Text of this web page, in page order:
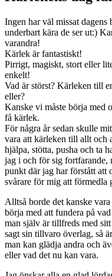
Ingen har väl missat
underbart kära de ser ut:)
varandra!
Kärlek är fantastiskt!
Pirrigt, magiskt, stort eller
enkelt!
Vad är störst? Kärleken till
eller?
Kanske vi måste börja med
få kärlek.
För några år sedan skulle
vara att kärleken till allt och
hjälpa, stötta, pusha och ta
jag i och för sig fortfarande,
punkt där jag har förstått att
svårare för mig att förmedla
Alltså borde det kanske
börja med att fundera på
man själv är tillfreds med
sagt sin tillvaro överlag, så
man kan glädja andra och
eller vad det nu kan vara.